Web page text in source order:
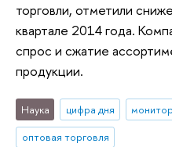
торговли, отметили
квартале 2014 года.
спрос и сжатие
продукции.
Наука цифра дня
оптовая торговля